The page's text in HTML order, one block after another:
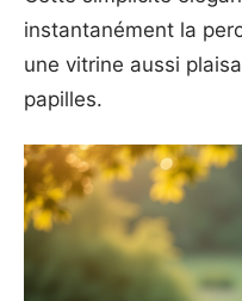
instantanément la
une vitrine aussi
papilles.